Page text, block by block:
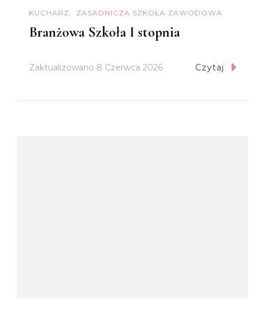
KUCHARZ ZASADNICZA SZKOŁA ZAWODOWA
Branżowa Szkoła I stopnia
Zaktualizowano 8 Czerwca 2026 Czytaj